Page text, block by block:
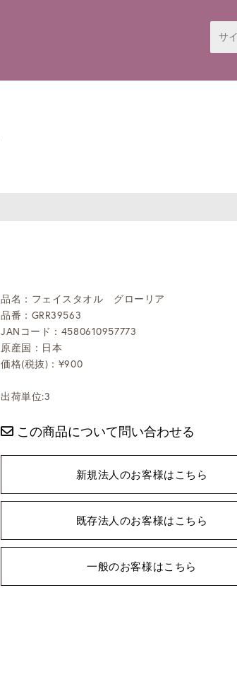
品名：フェイスタオル グローリア
品番：GRR39563
JANコード：4580610957773
原産国：日本
価格(税抜)：¥900
出荷単位:3
この商品について問い合わせる
新規法人のお客様はこちら
既存法人のお客様はこちら
一般のお客様はこちら